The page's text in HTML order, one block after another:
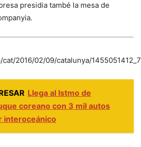
presidia també la mesa de
2016/02/09/catalunya/
Llega al Istmo de
coreano con 3 mil autos
interoceánico